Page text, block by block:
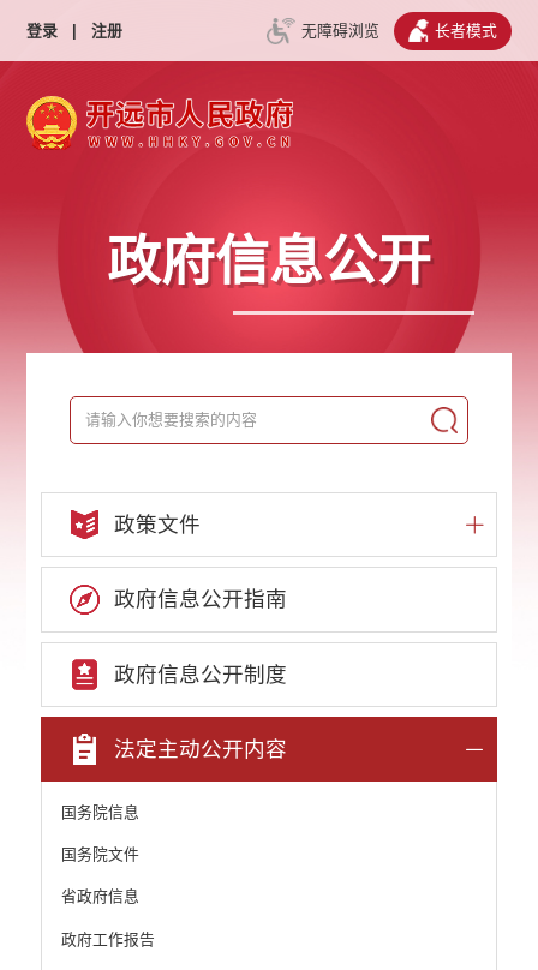
登录 | 注册 无障碍浏览 长者模式
政府信息公开
政策文件
政府信息公开指南
政府信息公开制度
法定主动公开内容
国务院信息
国务院文件
省政府信息
政府工作报告